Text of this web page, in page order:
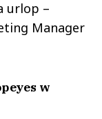
urlop –
Manager
w